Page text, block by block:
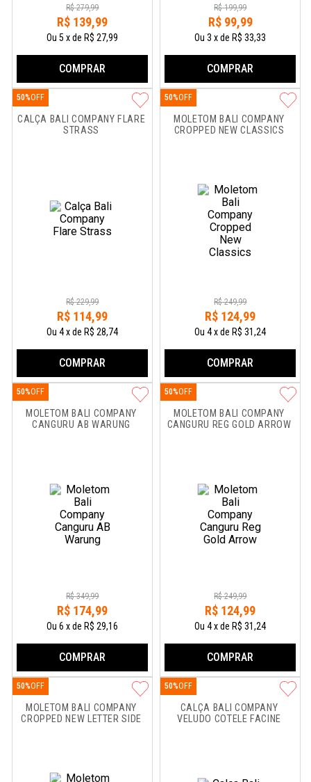
R$ 279,99
R$ 139,99
Ou5 xde R$ 27,99
COMPRAR
R$ 199,99
R$ 99,99
Ou3 xde R$ 33,33
COMPRAR
CALÇA BALI COMPANY FLARE
STRASS
50%
R$ 229,99
R$ 114,99
Ou4xde R$ 28,74
COMPRAR
MOLETOM BALI COMPANY
CROPPED NEW CLASSICS
50%
R$ 249,99
R$ 124,99
Ou4xde R$ 31,24
COMPRAR
MOLETOM BALI COMPANY
CANGURU AB WARUNG
50%
R$ 349,99
R$ 174,99
Ou6 xde R$ 29,16
COMPRAR
MOLETOM BALI COMPANY
CANGURU REG GOLD ARROW
50%
R$ 249,99
R$ 124,99
Ou4xde R$ 31,24
COMPRAR
MOLETOM BALI COMPANY
CROPPED NEW LETTER SIDE
50%
CALÇA BALI COMPANY
VELUDO COTELE FACINE
50%